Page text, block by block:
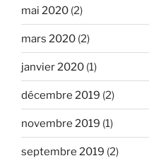
mai 2020 (2)
mars 2020 (2)
janvier 2020 (1)
décembre 2019 (2)
novembre 2019 (1)
septembre 2019 (2)